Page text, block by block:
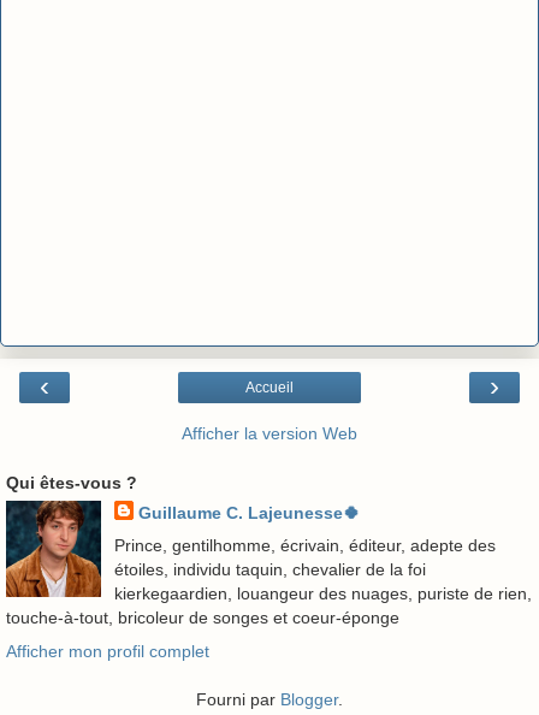
‹ ›
Accueil
Afficher la version Web
Qui êtes-vous ?
Guillaume C. Lajeunesse🍀
Prince, gentilhomme, écrivain, éditeur, adepte des
étoiles, individu taquin, chevalier de la foi
kierkegaardien, louangeur des nuages, puriste de rien,
touche-à-tout, bricoleur de songes et coeur-éponge
Afficher mon profil complet
Fourni par Blogger.